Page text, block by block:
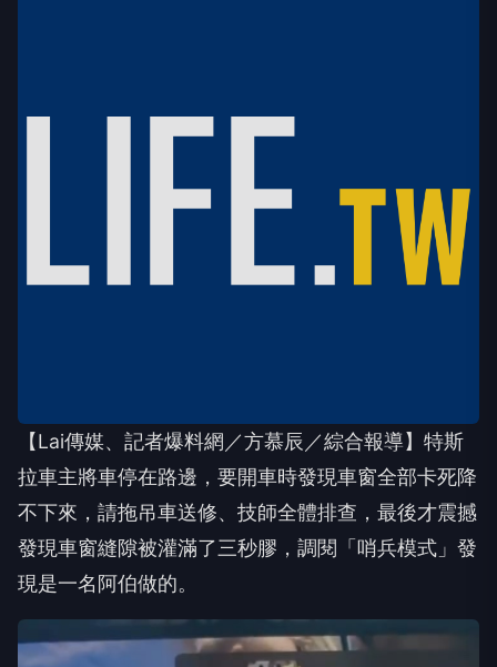
【Lai傳媒、記者爆料網／方慕辰／綜合報導】特斯
拉車主將車停在路邊，要開車時發現車窗全部卡死降
不下來，請拖吊車送修、技師全體排查，最後才震撼
發現車窗縫隙被灌滿了三秒膠，調閱「哨兵模式」發
現是一名阿伯做的。